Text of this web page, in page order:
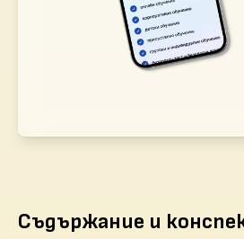
Съдържание и